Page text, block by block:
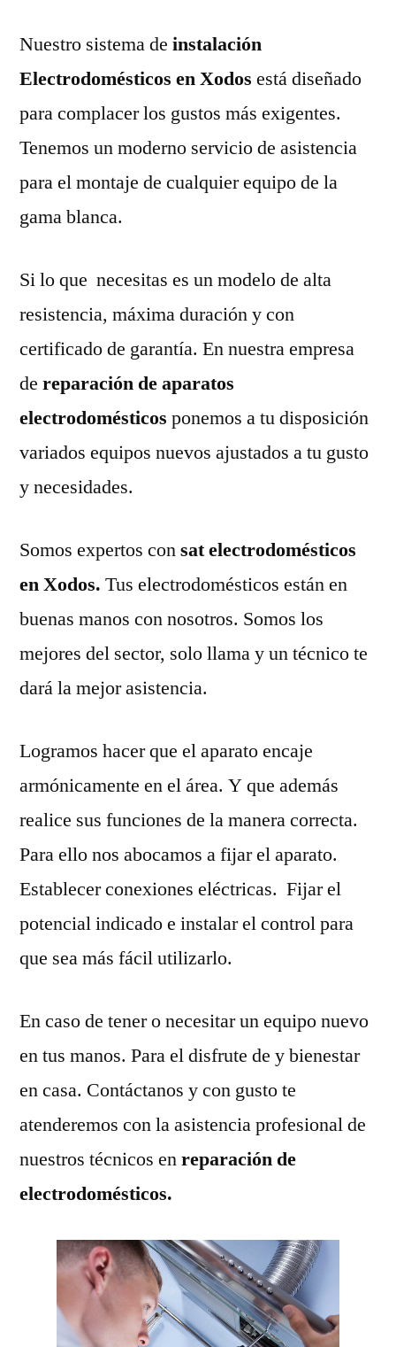
Nuestro sistema de instalación
Electrodomésticos en Xodos está diseñado
para complacer los gustos más exigentes.
Tenemos un moderno servicio de asistencia
para el montaje de cualquier equipo de la
gama blanca.
Si lo que necesitas es un modelo de alta
resistencia, máxima duración y con
certificado de garantía. En nuestra empresa
de reparación de aparatos
electrodomésticos ponemos a tu disposición
variados equipos nuevos ajustados a tu gusto
y necesidades.
Somos expertos consat electrodomésticos
en Xodos. Tus electrodomésticos están en
buenas manos con nosotros. Somos los
mejores del sector, solo llama y un técnico te
dará la mejor asistencia.
Logramos hacer que el aparato encaje
armónicamente en el área. Y que además
realice sus funciones de la manera correcta.
Para ello nos abocamos a fijar el aparato.
Establecer conexiones eléctricas. Fijar el
potencial indicado e instalar el control para
que sea más fácil utilizarlo.
En caso de tener o necesitar un equipo nuevo
en tus manos. Para el disfrute de y bienestar
en casa. Contáctanos y con gusto te
atenderemos con la asistencia profesional de
nuestros técnicos enreparación de
electrodomésticos.